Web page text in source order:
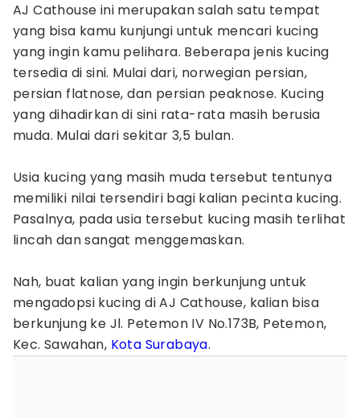
AJ Cathouse ini merupakan salah satu tempat
yang bisa kamu kunjungi untuk mencari kucing
yang ingin kamu pelihara. Beberapa jenis kucing
tersedia di sini. Mulai dari, norwegian persian,
persian flatnose, dan persian peaknose. Kucing
yang dihadirkan di sini rata-rata masih berusia
muda. Mulai dari sekitar 3,5 bulan.
Usia kucing yang masih muda tersebut tentunya
memiliki nilai tersendiri bagi kalian pecinta kucing.
Pasalnya, pada usia tersebut kucing masih terlihat
lincah dan sangat menggemaskan.
Nah, buat kalian yang ingin berkunjung untuk
mengadopsi kucing di AJ Cathouse, kalian bisa
berkunjung ke Jl. Petemon IV No.173B, Petemon,
Kec. Sawahan, Kota Surabaya.